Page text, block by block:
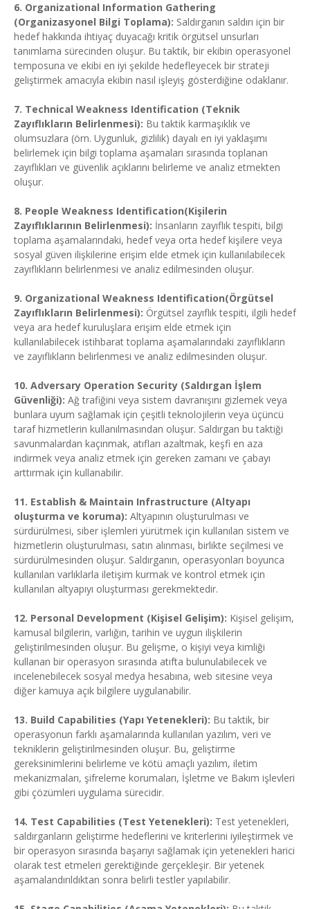
6. Organizational Information Gathering
(Organizasyonel Bilgi Toplama): Saldırganın saldırı için bir
hedef hakkında ihtiyaç duyacağı kritik örgütsel unsurları
tanımlama sürecinden oluşur. Bu taktik, bir ekibin operasyonel
temposuna ve ekibi en iyi şekilde hedefleyecek bir strateji
geliştirmek amacıyla ekibin nasıl işleyiş gösterdiğine odaklanır.
7. Technical Weakness Identification (Teknik
Zayıflıkların Belirlenmesi): Bu taktik karmaşıklık ve
olumsuzlara (örn. Uygunluk, gizlilik) dayalı en iyi yaklaşımı
belirlemek için bilgi toplama aşamaları sırasında toplanan
zayıflıkları ve güvenlik açıklarını belirleme ve analiz etmekten
oluşur.
8. People Weakness Identification(Kişilerin
Zayıflıklarının Belirlenmesi): İnsanların zayıflık tespiti, bilgi
toplama aşamalarındaki, hedef veya orta hedef kişilere veya
sosyal güven ilişkilerine erişim elde etmek için kullanılabilecek
zayıflıkların belirlenmesi ve analiz edilmesinden oluşur.
9. Organizational Weakness Identification(Örgütsel
Zayıflıkların Belirlenmesi): Örgütsel zayıflık tespiti, ilgili hedef
veya ara hedef kuruluşlara erişim elde etmek için
kullanılabilecek istihbarat toplama aşamalarındaki zayıflıkların
ve zayıflıkların belirlenmesi ve analiz edilmesinden oluşur.
10. Adversary Operation Security (Saldırgan İşlem
Güvenliği): Ağ trafiğini veya sistem davranışını gizlemek veya
bunlara uyum sağlamak için çeşitli teknolojilerin veya üçüncü
taraf hizmetlerin kullanılmasından oluşur. Saldırgan bu taktiği
savunmalardan kaçınmak, atıfları azaltmak, keşfi en aza
indirmek veya analiz etmek için gereken zamanı ve çabayı
arttırmak için kullanabilir.
11. Establish & Maintain Infrastructure (Altyapı
oluşturma ve koruma): Altyapının oluşturulması ve
sürdürülmesi, siber işlemleri yürütmek için kullanılan sistem ve
hizmetlerin oluşturulması, satın alınması, birlikte seçilmesi ve
sürdürülmesinden oluşur. Saldırganın, operasyonları boyunca
kullanılan varlıklarla iletişim kurmak ve kontrol etmek için
kullanılan altyapıyı oluşturması gerekmektedir.
12. Personal Development (Kişisel Gelişim): Kişisel gelişim,
kamusal bilgilerin, varlığın, tarihin ve uygun ilişkilerin
geliştirilmesinden oluşur. Bu gelişme, o kişiyi veya kimliği
kullanan bir operasyon sırasında atıfta bulunulabilecek ve
incelenebilecek sosyal medya hesabına, web sitesine veya
diğer kamuya açık bilgilere uygulanabilir.
13. Build Capabilities (Yapı Yetenekleri): Bu taktik, bir
operasyonun farklı aşamalarında kullanılan yazılım, veri ve
tekniklerin geliştirilmesinden oluşur. Bu, geliştirme
gereksinimlerini belirleme ve kötü amaçlı yazılım, iletim
mekanizmaları, şifreleme korumaları, İşletme ve Bakım işlevleri
gibi çözümleri uygulama sürecidir.
14. Test Capabilities (Test Yetenekleri): Test yetenekleri,
saldırganların geliştirme hedeflerini ve kriterlerini iyileştirmek ve
bir operasyon sırasında başarıyı sağlamak için yetenekleri harici
olarak test etmeleri gerektiğinde gerçekleşir. Bir yetenek
aşamalandırıldıktan sonra belirli testler yapılabilir.